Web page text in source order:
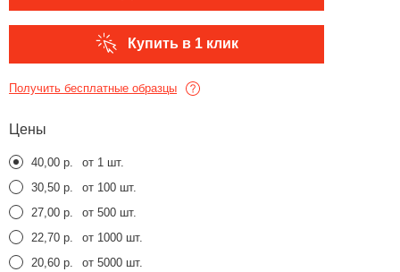
Купить в 1 клик
Получить бесплатные образцы
Цены
40,00 р.
от 1 шт.
30,50 р.
от 100 шт.
27,00 р.
от 500 шт.
22,70 р.
от 1000 шт.
20,60 р.
от 5000 шт.